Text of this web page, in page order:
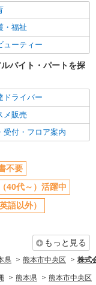
・福祉
ューティー
バイト・パートを探
ドライバー
メ販売
受付・フロア案内
不要
40代～）活躍中
語以外）
もっと見る
県 熊本市中央区 株式
熊本県 熊本市中央区